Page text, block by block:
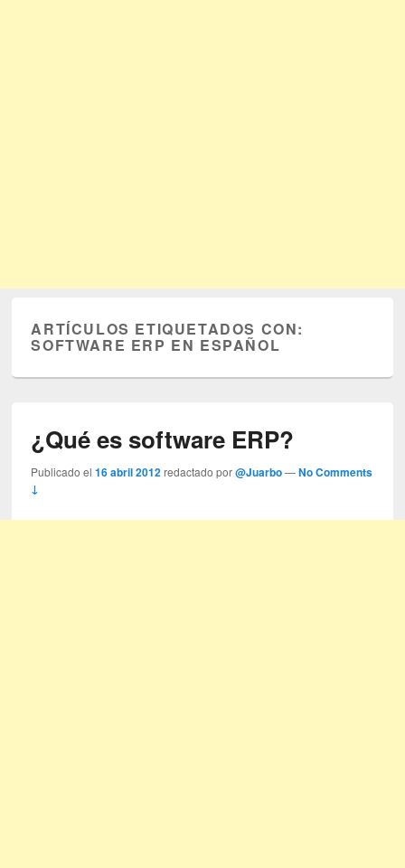
ARTÍCULOS ETIQUETADOS CON:
SOFTWARE ERP EN ESPAÑOL
¿Qué es software ERP?
Publicado el16 abril 2012 redactado por@Juarbo —No Comments
↓